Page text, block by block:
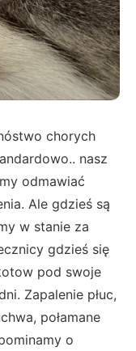
chorych
nasz
odmawiać
Ale gdzieś są
w stanie za
gdzieś się
pod swoje
Zapalenie płuc,
połamane
o